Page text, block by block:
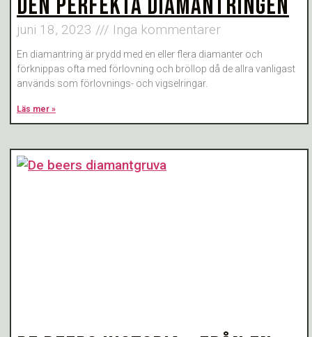
DEN PERFEKTA DIAMANTRINGEN
juni 18, 2023 Inga kommentarer
En diamantring är prydd med en eller flera diamanter och
förknippas ofta med förlovning och bröllop då de allra vanligast
används som förlovnings- och vigselringar.
Läs mer »